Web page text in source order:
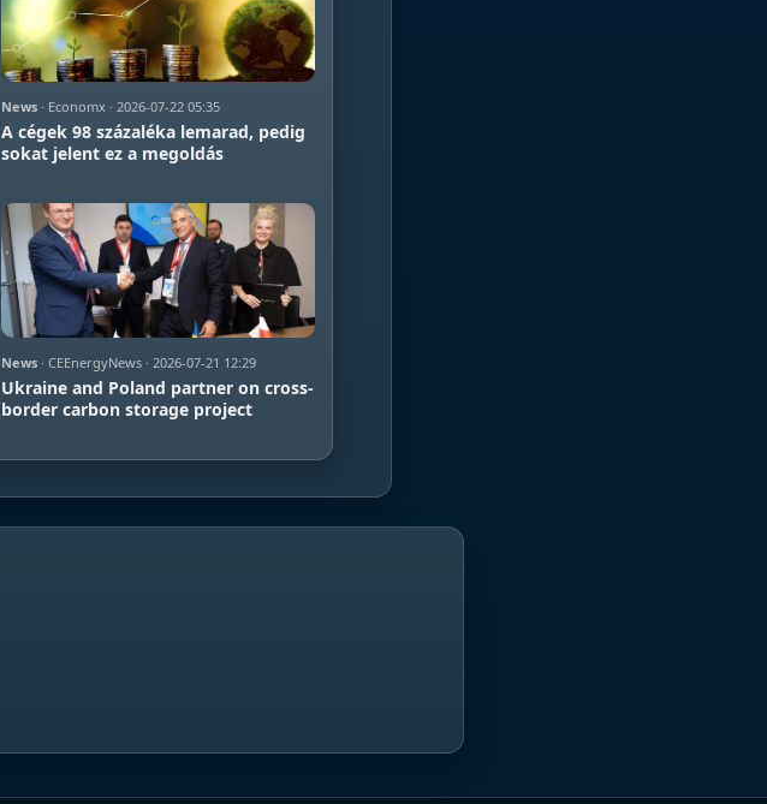
News · Economx · 2026-07-22 05:35
A cégek 98 százaléka lemarad, pedig
sokat jelent ez a megoldás
News · CEEnergyNews · 2026-07-21 12:29
Ukraine and Poland partner on cross-
border carbon storage project